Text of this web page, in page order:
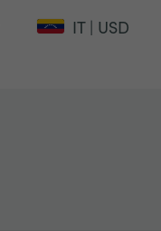
IT | USD